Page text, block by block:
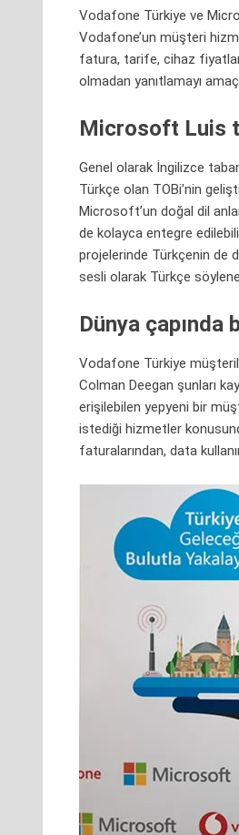
Vodafone Türkiye ve
Vodafone’un müşteri
fatura, tarife, cihaz
olmadan yanıtlamayı
Microsoft Luis
Genel olarak İngilizce
Türkçe olan TOBi’nin
Microsoft’un doğal dil
de kolayca entegre
projelerinde Türkçenin de
sesli olarak Türkçe
Dünya çapında
Vodafone Türkiye
Colman Deegan şunları
erişilebilen yepyeni bir
istediği hizmetler
faturalarından, data